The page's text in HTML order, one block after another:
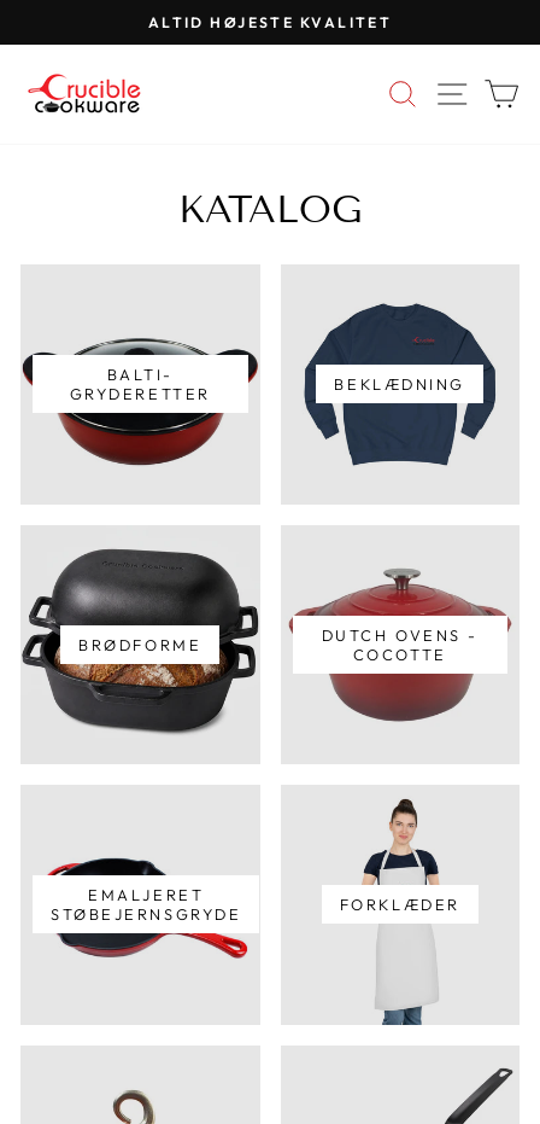
til
indhold
Pause
ALTID HØJESTE KVALITET
SØG
KATALOG
BALTI-
GRYDERETTER
BEKLÆDNING
BRØDFORME
DUTCH OVENS -
COCOTTE
EMALJERET
STØBEJERNSGRYDE
FORKLÆDER